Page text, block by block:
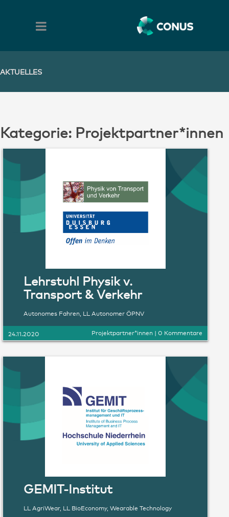
AKTUELLES
Kategorie: Projektpartner*innen
Lehrstuhl Physik v.
Transport & Verkehr
Autonomes Fahren LL Autonomer ÖPNV
24.11.2020 Projektpartner*innen | 0 Kommentare
GEMIT-Institut
LL AgriWear, LL BioEconomy, Wearable Technology